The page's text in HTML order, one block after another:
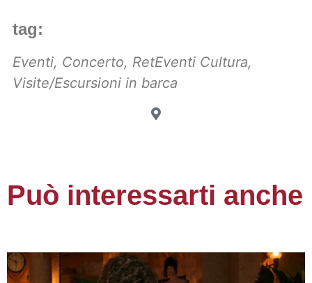
tag:
Eventi, Concerto, RetEventi Cultura,
Visite/Escursioni in barca
Può interessarti anche